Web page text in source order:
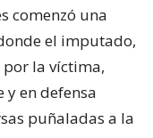
comenzó una
el imputado,
la víctima,
en defensa
puñaladas a la